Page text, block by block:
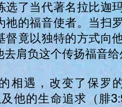
选了当代著名拉比迦
祂的福音使者。当扫
督竟以独特的方式向
肩负这个传扬福音给
相遇，改变了保罗
他的生命追求（腓